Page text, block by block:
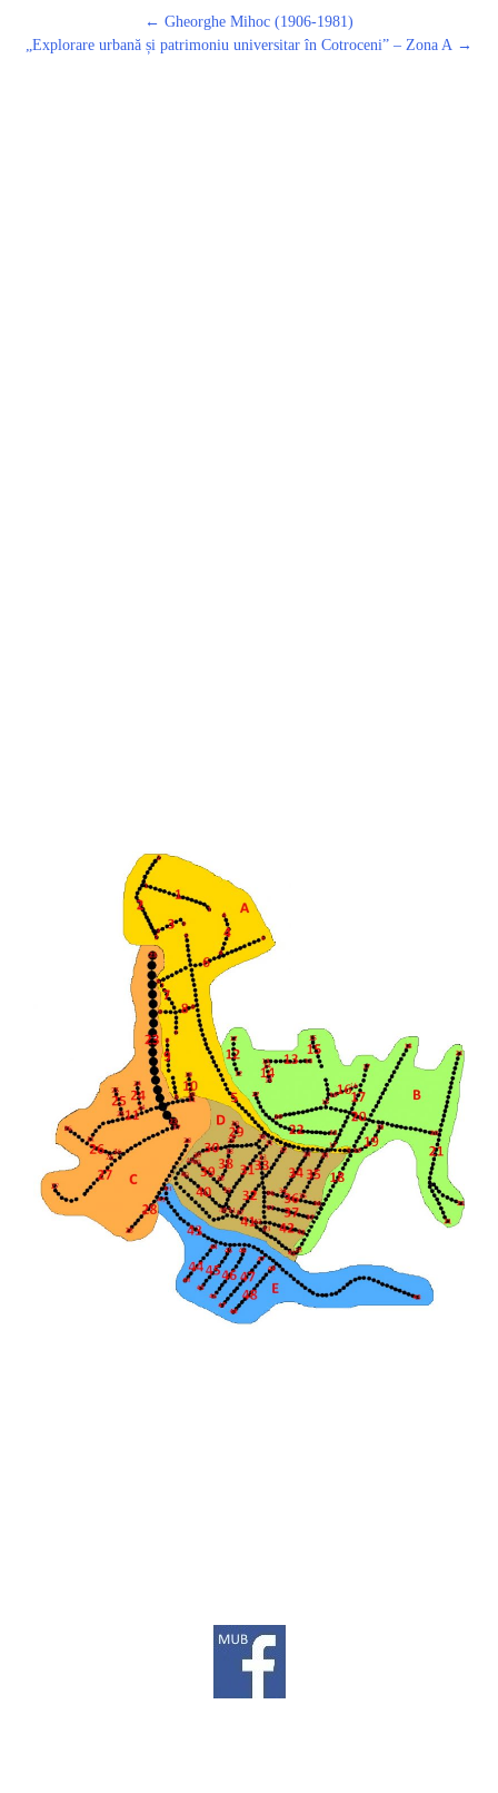
navigation
← Gheorghe Mihoc (1906-1981)
„Explorare urbană și patrimoniu universitar în Cotroceni” – Zona A →